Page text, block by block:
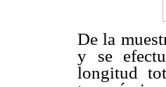
De la
y se
longitud